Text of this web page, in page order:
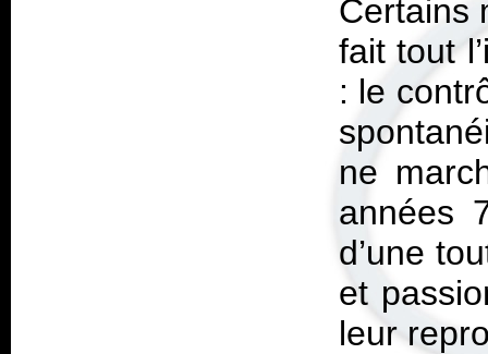
Certains
fait tout
: le
ne
années
d’une
et
leur